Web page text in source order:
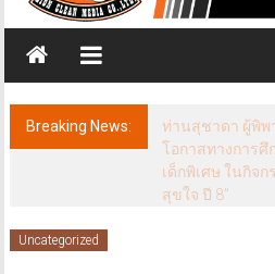
วส์
ฟรี
แลน
เซอร์
Breaking News:
ท่านสุชาดา ผู้พิพ
โอกาสทางการศึ
เด็กพิเศษ ในกิจก
สุขใจ ปี 8”
Uncategorized